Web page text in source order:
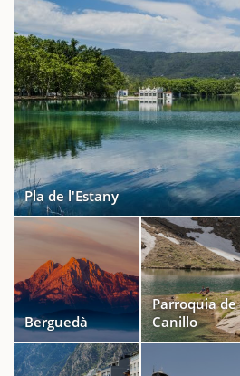
Pla de l'Estany
Berguedà
Parroquia de
Canillo